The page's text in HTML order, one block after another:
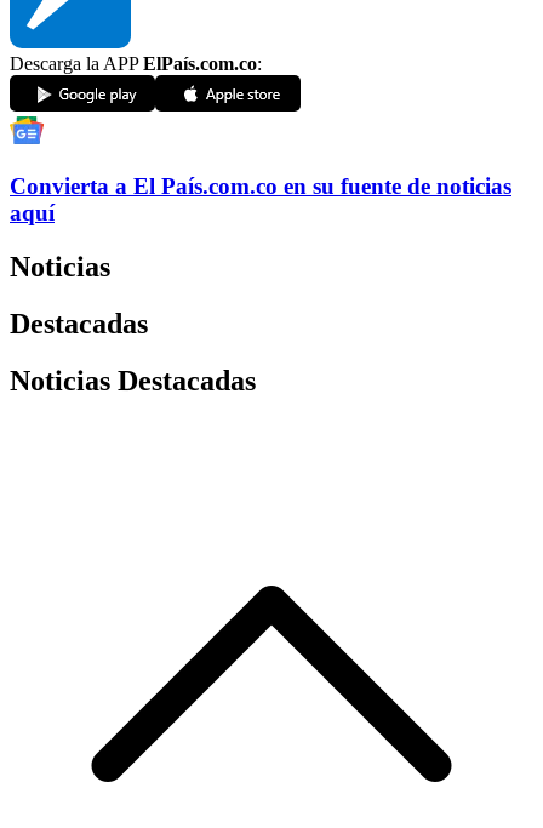
Descarga la APPElPaís.com.co:
Convierta a El País.com.co en su fuente de noticias
aquí
Noticias
Destacadas
Noticias Destacadas